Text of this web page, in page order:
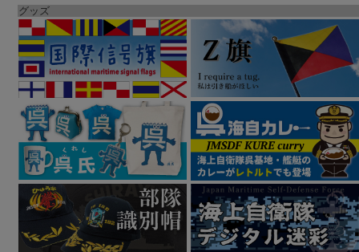
グッズ